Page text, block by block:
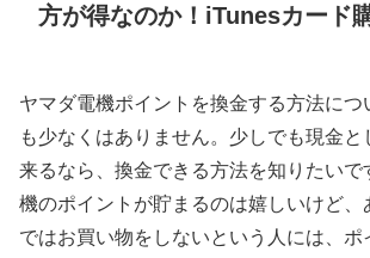
方が得なのか！iTunesカード
ヤマダ電機ポイントを換金する方法につ
も少なくはありません。少しでも現金と
来るなら、換金できる方法を知りたいで
機のポイントが貯まるのは嬉しいけど、
ではお買い物をしないという人には、ポ